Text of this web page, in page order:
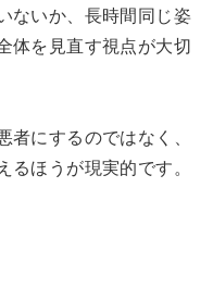
ないか、長時間同じ姿
体を見直す視点が大切
にするのではなく、
ほうが現実的です。